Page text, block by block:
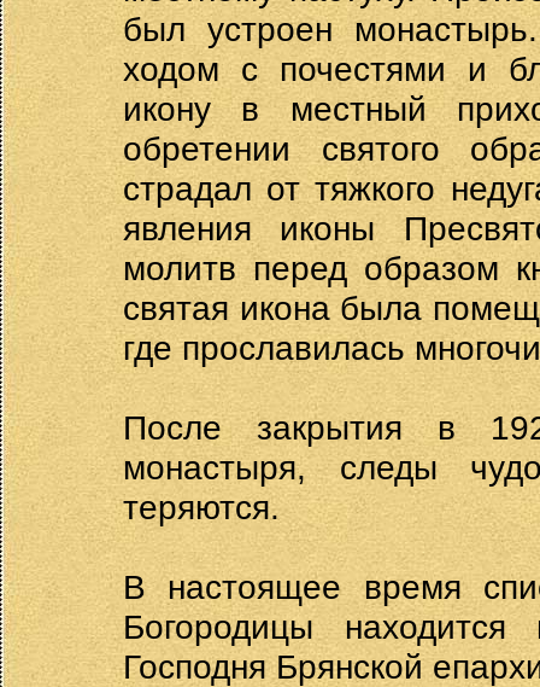
был устроен
ходом с почестями и
икону в местный
обретении святого
страдал от тяжкого
явления иконы
молитв перед образом
святая икона была
где прославилась
После закрытия в
монастыря, следы
теряются.
В настоящее время
Богородицы
Господня Брянской